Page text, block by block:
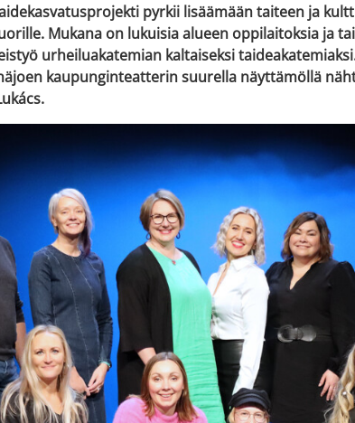
pyrkii lisäämään taiteen ja
Mukana on lukuisia alueen oppilaitoksia ja
urheiluakatemian kaltaiseksi
kaupunginteatterin suurella näyttämöllä